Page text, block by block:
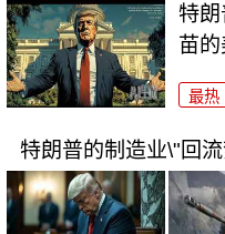
特
苗
最热
特朗普的制造业\"回